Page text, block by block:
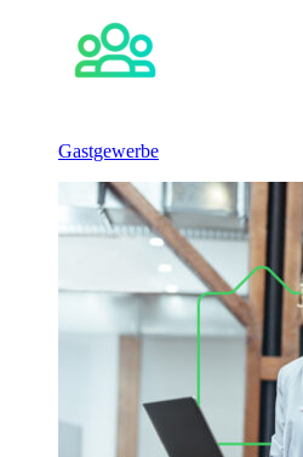
Gastgewerbe